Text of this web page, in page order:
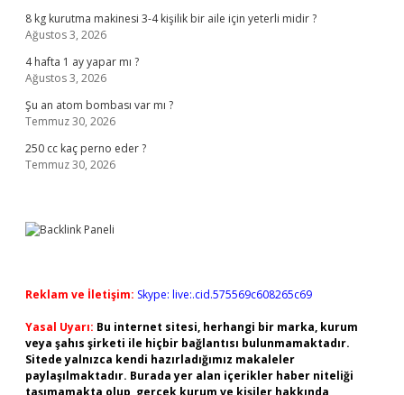
8 kg kurutma makinesi 3-4 kişilik bir aile için yeterli midir ?
Ağustos 3, 2026
4 hafta 1 ay yapar mı ?
Ağustos 3, 2026
Şu an atom bombası var mı ?
Temmuz 30, 2026
250 cc kaç perno eder ?
Temmuz 30, 2026
Reklam ve İletişim: Skype: live:.cid.575569c608265c69
Yasal Uyarı: Bu internet sitesi, herhangi bir marka, kurum
veya şahıs şirketi ile hiçbir bağlantısı bulunmamaktadır.
Sitede yalnızca kendi hazırladığımız makaleler
paylaşılmaktadır. Burada yer alan içerikler haber niteliği
taşımamakta olup, gerçek kurum ve kişiler hakkında